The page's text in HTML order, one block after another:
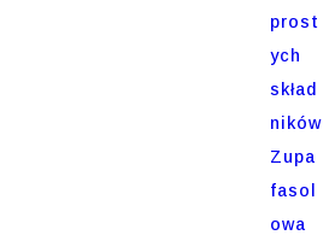
prost
ych
skład
ników
Zupa
fasol
owa